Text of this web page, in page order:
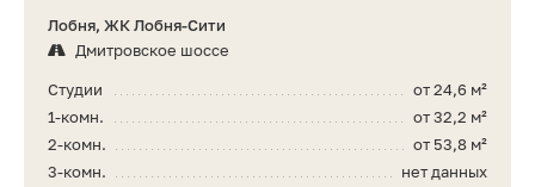
Лобня, ЖК Лобня-Сити
Дмитровское шоссе
от 24,6 м²
Студии
от 32,2 м²
1-комн.
от 53,8 м²
2-комн.
нет данных
3-комн.